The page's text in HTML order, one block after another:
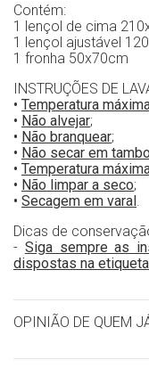
Contém:
1 lençol de cima
1 lençol ajustável
1 fronha 50x70cm
INSTRUÇÕES DE
• Temperatura
• Não alvejar;
• Não branquear;
• Não secar em
• Temperatura
• Não limpar a seco;
• Secagem em varal
Dicas de
- Siga sempre as
dispostas na
OPINIÃO DE QUEM